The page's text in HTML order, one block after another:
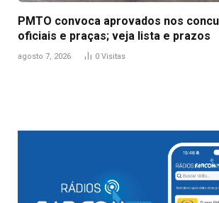
PMTO convoca aprovados nos
oficiais e praças; veja lista e prazos
agosto 7, 2026 0 Visitas